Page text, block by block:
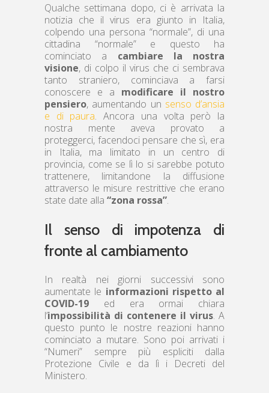
Qualche settimana dopo, ci è arrivata la
notizia che il virus era giunto in Italia,
colpendo una persona “normale”, di una
cittadina “normale” e questo ha
cominciato a cambiare la nostra
visione, di colpo il virus che ci sembrava
tanto straniero, cominciava a farsi
conoscere e a modificare il nostro
pensiero, aumentando un senso d’ansia
e di paura. Ancora una volta però la
nostra mente aveva provato a
proteggerci, facendoci pensare che sì, era
in Italia, ma limitato in un centro di
provincia, come se lì lo si sarebbe potuto
trattenere, limitandone la diffusione
attraverso le misure restrittive che erano
state date alla “zona rossa”.
Il senso di impotenza di
fronte al cambiamento
In realtà nei giorni successivi sono
aumentate le informazioni rispetto al
COVID-19 ed era ormai chiara
l’impossibilità di contenere il virus. A
questo punto le nostre reazioni hanno
cominciato a mutare. Sono poi arrivati i
“Numeri” sempre più espliciti dalla
Protezione Civile e da lì i Decreti del
Ministero.